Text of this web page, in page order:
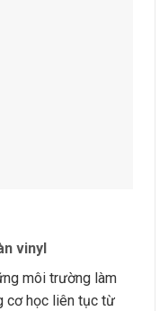
vinyl
môi trường làm
cơ học liên tục từ